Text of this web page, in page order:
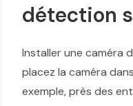
détection
Installer une caméra
placez la caméra
exemple, près des